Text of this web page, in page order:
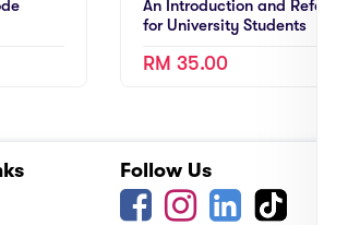
An Introduction and
for University Students
RM 35.00
Follow Us